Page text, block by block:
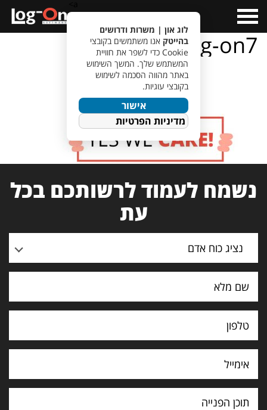
Menu
work-log-on7
נשמח לעמוד לרשותכם בכל
עת
נציג כוח אדם
תוכן
הפנייה
לוג און | משרות ודרושים
בהייטק אנו משתמשים בקובצי
Cookie כדי לשפר את חוויית
המשתמש שלך. המשך השימוש
באתר מהווה הסכמה לשימוש
בקובצי עוגיות.
אישור
מדיניות הפרטיות